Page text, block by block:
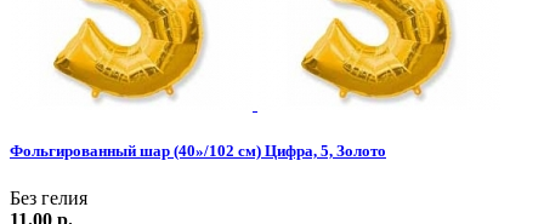
Фольгированный шар (40»/102 см) Цифра, 5, Золото
Без гелия